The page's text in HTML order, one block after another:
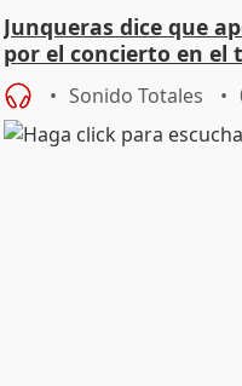
Junqueras dice que
por el concierto en el
Sonido Totales